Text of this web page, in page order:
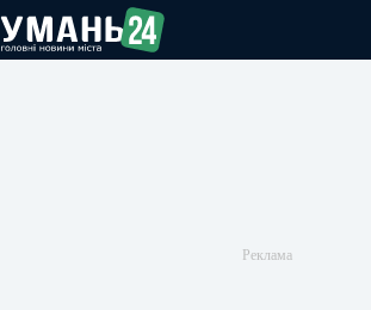
до
вмісту